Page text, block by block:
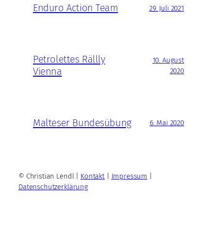
Enduro Action Team 29. Juli 2021
Petrolettes Rällly
Vienna
10. August
2020
Malteser Bundesübung 6. Mai 2020
© Christian Lendl | Kontakt| Impressum
Datenschutzerklärung